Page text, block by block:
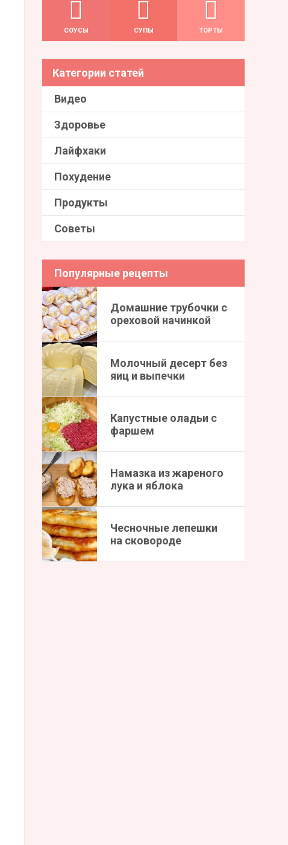
СОУСЫ СУПЫ ТОРТЫ
Категории статей
Видео
Здоровье
Лайфхаки
Похудение
Продукты
Советы
Популярные рецепты
Домашние трубочки с
ореховой начинкой
Молочный десерт без
яиц и выпечки
Капустные оладьи с
фаршем
Намазка из жареного
лука и яблока
Чесночные лепешки
на сковороде